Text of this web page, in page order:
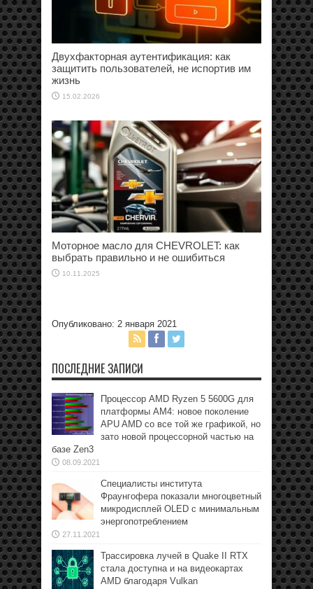
Двухфакторная аутентификация: как
защитить пользователей, не испортив им
жизнь
15.02.2026
Моторное масло для CHEVROLET: как
выбрать правильно и не ошибиться
10.11.2025
Опубликовано: 2 января 2021
ПОСЛЕДНИЕ ЗАПИСИ
Процессор AMD Ryzen 5 5600G для
платформы АМ4: новое поколение
APU AMD со все той же графикой, но
зато новой процессорной частью на
базе Zen3
08.09.2021
Специалисты института
Фраунгофера показали многоцветный
микродисплей OLED с минимальным
энергопотреблением
27.11.2021
Трассировка лучей в Quake II RTX
стала доступна и на видеокартах
AMD благодаря Vulkan